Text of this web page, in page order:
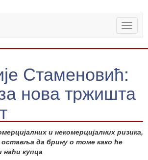
Toggle
Стаменовић:
нова тржишта
и некомерцијалних ризика,
да брину о томе како ће
купца